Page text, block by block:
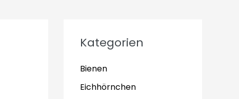
Kategorien
Bienen
Eichhörnchen